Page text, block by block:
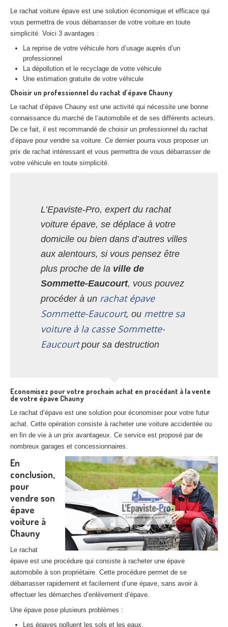
RACHATVÉHICULES
CONTACT
Le rachat voiture épave est une solution économique et efficace qui
vous permettra de vous débarrasser de votre voiture en toute
simplicité. Voici 3 avantages :
La reprise de votre véhicule hors d’usage auprès d’un
professionnel
La dépollution et le recyclage de votre véhicule
Une estimation gratuite de votre véhicule
Choisir un professionnel du rachat d’épave Chauny
Le rachat d’épave Chauny est une activité qui nécessite une bonne
connaissance du marché de l’automobile et de ses différents acteurs.
De ce fait, il est recommandé de choisir un professionnel du rachat
d’épave pour vendre sa voiture. Ce dernier pourra vous proposer un
prix de rachat intéressant et vous permettra de vous débarrasser de
votre véhicule en toute simplicité.
L’Epaviste-Pro, expert du rachat
voiture épave, se déplace à votre
domicile ou bien dans d’autres villes
aux alentours, si vous pensez être
plus proche de la ville de
Sommette-Eaucourt, vous pouvez
procéder à un rachat épave
Sommette-Eaucourt, ou mettre sa
voiture à la casse Sommette-
Eaucourtpour sa destruction
Economisez pour votre prochain achat en procédant à la vente
de votre épave Chauny
Le rachat d’épave est une solution pour économiser pour votre futur
achat. Cette opération consiste à racheter une voiture accidentée ou
en fin de vie à un prix avantageux. Ce service est proposé par de
nombreux garages et concessionnaires.
En
conclusion,
pour
vendre son
épave
voiture à
Chauny
Le rachat
épave est une procédure qui consiste à racheter une épave
automobile à son propriétaire. Cette procédure permet de se
débarrasser rapidement et facilement d’une épave, sans avoir à
effectuer les démarches d’enlèvement d’épave.
Une épave pose plusieurs problèmes :
Les épaves polluent les sols et les eaux.